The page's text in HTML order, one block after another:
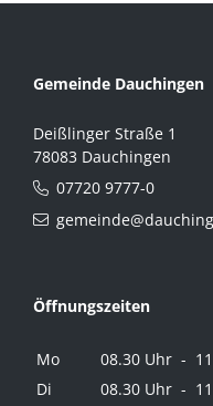
Gemeinde Dauchingen
Deißlinger Straße 1
78083 Dauchingen
07720 9777-0
Öffnungszeiten
Mo
08.30 Uhr -
Di
08.30 Uhr -